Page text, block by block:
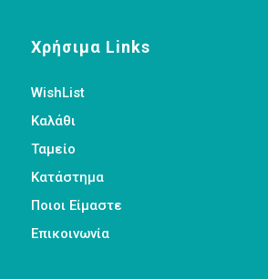
Χρήσιμα Links
WishList
Καλάθι
Ταμείο
Κατάστημα
Ποιοι Είμαστε
Επικοινωνία